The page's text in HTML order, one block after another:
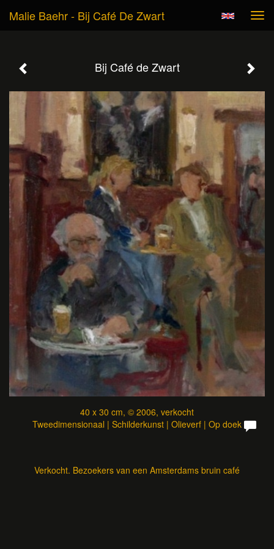
Malie Baehr - Bij Café De Zwart
Bij Café de Zwart
40 x 30 cm, © 2006, verkocht
Tweedimensionaal | Schilderkunst | Olieverf | Op doek
Verkocht. Bezoekers van een Amsterdams bruin café